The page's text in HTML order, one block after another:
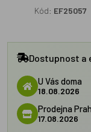
Kód: EF25057
Dostupnost a
U Vás doma
18.08.2026
Prodejna
17.08.2026